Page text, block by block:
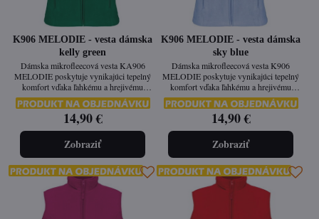
K906 MELODIE - vesta dámska
kelly green
Dámska mikrofleecová vesta KA906
MELODIE poskytuje vynikajúci tepelný
komfort vďaka ľahkému a hrejivému
materiálu s protižmolkovou úpravou.
Vypasovaný strih zaručuje ženskú eleganciu
a pohodlie pri práci aj vo voľnom čase.
14,90 €
Zobraziť
K906 MELODIE - vesta dámska
sky blue
Dámska mikrofleecová vesta K906
MELODIE poskytuje vynikajúci tepelný
komfort vďaka ľahkému a hrejivému
materiálu s protižmolkovou úpravou.
Vypasovaný strih zaručuje ženskú eleganciu
a pohodlie pri práci aj vo voľnom čase.
14,90 €
Zobraziť